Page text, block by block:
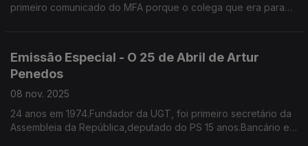
primeiro comunicado do MFA porque o colega que era para
vereadora na CMPorto e deputada. Sem cartão.
Emissão Especial - O 25 de Abril de Artur
Penedos
08 nov. 2025
24 anos em 1974.Fundador da UGT, foi primeiro secretário da
Assembleia da República,deputado do PS 15 anos.Bancário em